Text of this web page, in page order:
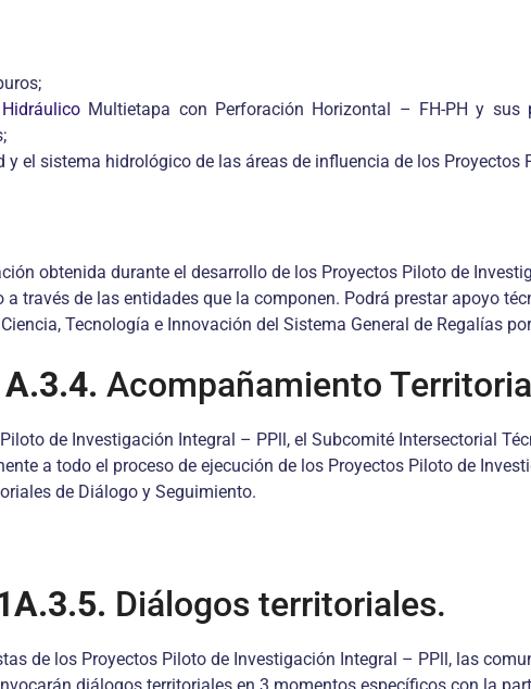
Multietapa con Perforación Horizontal – FH-PH y
y el sistema hidrológico de las áreas de influencia de los
obtenida durante el desarrollo de los Proyectos Piloto de
a través de las entidades que la componen. Podrá prestar apoyo
Tecnología e Innovación del Sistema General de Regalías
Acompañamiento
de Investigación Integral – PPll, el Subcomité Intersectorial
a todo el proceso de ejecución de los Proyectos Piloto de
de Diálogo y Seguimiento.
Diálogos territoriales.
de los Proyectos Piloto de Investigación Integral – PPll, las